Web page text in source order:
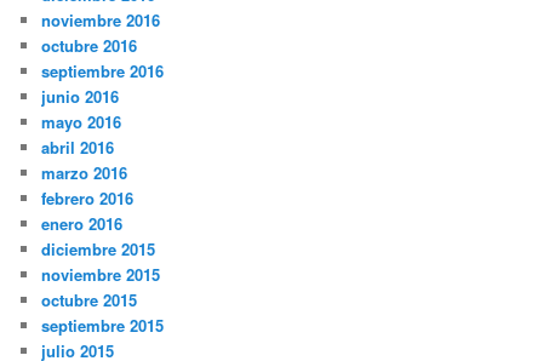
noviembre 2016
octubre 2016
septiembre 2016
junio 2016
mayo 2016
abril 2016
marzo 2016
febrero 2016
enero 2016
diciembre 2015
noviembre 2015
octubre 2015
septiembre 2015
julio 2015